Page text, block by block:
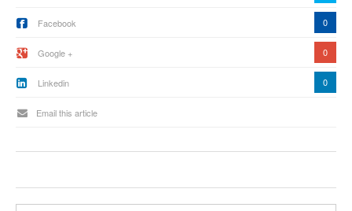
Facebook 0
Google + 0
Linkedin 0
Email this article